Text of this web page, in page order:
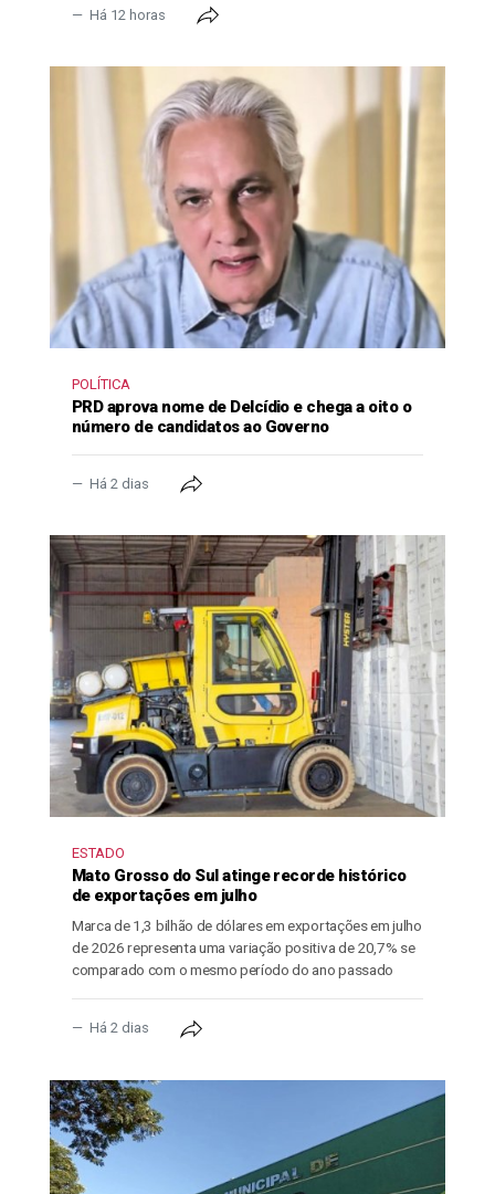
Há 12 horas
POLÍTICA
PRD aprova nome de Delcídio e chega a oito o
número de candidatos ao Governo
Há 2 dias
ESTADO
Mato Grosso do Sul atinge recorde histórico
de exportações em julho
Marca de 1,3 bilhão de dólares em exportações em julho
de 2026 representa uma variação positiva de 20,7% se
comparado com o mesmo período do ano passado
Há 2 dias